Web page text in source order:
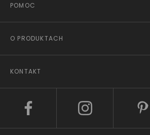
POMOC
O PRODUKTACH
KONTAKT